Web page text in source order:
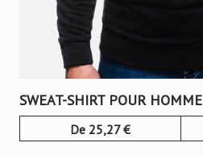
SWEAT-SHIRT POUR HOMME
De 25,27€